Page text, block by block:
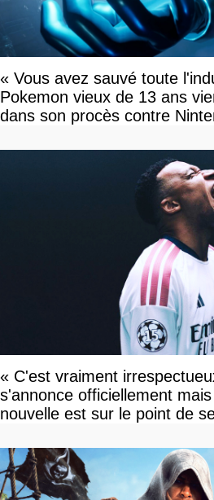
« Vous avez sauvé toute
Pokemon vieux de 13 ans
dans son procès contre
« C'est vraiment
s'annonce officiellement
nouvelle est sur le point de